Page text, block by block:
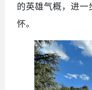
的英雄气概，进
怀。